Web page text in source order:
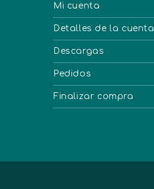
Mi cuenta
Detalles de la cuenta
Descargas
Pedidos
Finalizar compra